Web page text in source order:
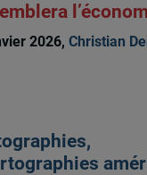
2026, Christian